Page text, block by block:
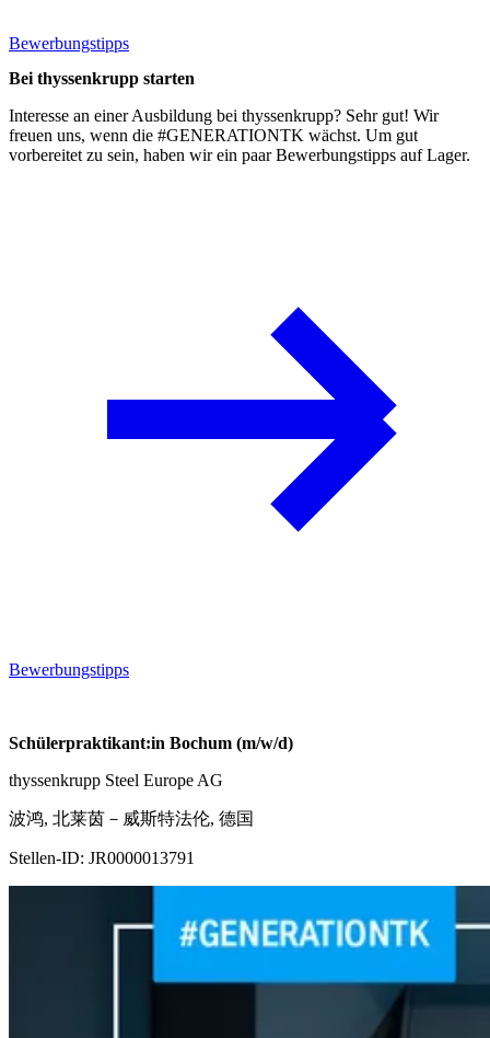
Bewerbungstipps
Bei thyssenkrupp starten
Interesse an einer Ausbildung bei thyssenkrupp? Sehr gut! Wir
freuen uns, wenn die #GENERATIONTK wächst. Um gut
vorbereitet zu sein, haben wir ein paar Bewerbungstipps auf Lager.
Bewerbungstipps
Schülerpraktikant:in Bochum (m/w/d)
thyssenkrupp Steel Europe AG
波鸿, 北莱茵－威斯特法伦, 德国
Stellen-ID: JR0000013791